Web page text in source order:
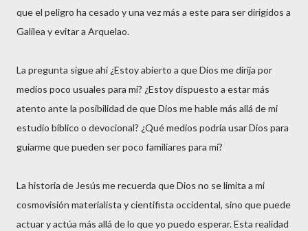
que el peligro ha cesado y una vez más a este para ser dirigidos a
Galilea y evitar a Arquelao.
La pregunta sigue ahí ¿Estoy abierto a que Dios me dirija por
medios poco usuales para mi? ¿Estoy dispuesto a estar más
atento ante la posibilidad de que Dios me hable más allá de mi
estudio bíblico o devocional? ¿Qué medios podría usar Dios para
guiarme que pueden ser poco familiares para mi?
La historia de Jesús me recuerda que Dios no se limita a mi
cosmovisión materialista y cientifista occidental, sino que puede
actuar y actúa más allá de lo que yo puedo esperar. Esta realidad